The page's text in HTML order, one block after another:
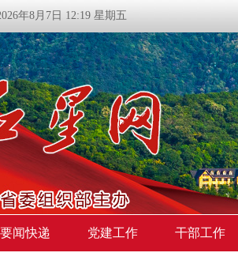
年8月7日 12:19 星期五
要闻快递 党建工作 干部工作